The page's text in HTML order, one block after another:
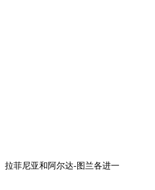
拉菲尼亚和阿尔达-图兰各进一